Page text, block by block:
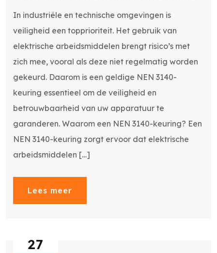
In industriële en technische omgevingen is
veiligheid een topprioriteit. Het gebruik van
elektrische arbeidsmiddelen brengt risico’s met
zich mee, vooral als deze niet regelmatig worden
gekeurd. Daarom is een geldige NEN 3140-
keuring essentieel om de veiligheid en
betrouwbaarheid van uw apparatuur te
garanderen. Waarom een NEN 3140-keuring? Een
NEN 3140-keuring zorgt ervoor dat elektrische
arbeidsmiddelen […]
Lees meer
27